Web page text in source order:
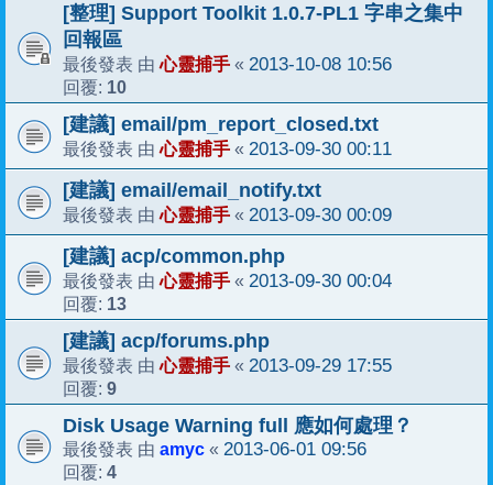
[整理] Support Toolkit 1.0.7-PL1 字串之集中
回報區
最後發表 由心靈捕手 « 2013-10-08 10:56
回覆: 10
[建議] email/pm_report_closed.txt
最後發表 由心靈捕手 « 2013-09-30 00:11
[建議] email/email_notify.txt
最後發表 由心靈捕手 « 2013-09-30 00:09
[建議] acp/common.php
最後發表 由心靈捕手 « 2013-09-30 00:04
回覆: 13
[建議] acp/forums.php
最後發表 由心靈捕手 « 2013-09-29 17:55
回覆: 9
Disk Usage Warning full 應如何處理？
最後發表 由 amyc « 2013-06-01 09:56
回覆: 4